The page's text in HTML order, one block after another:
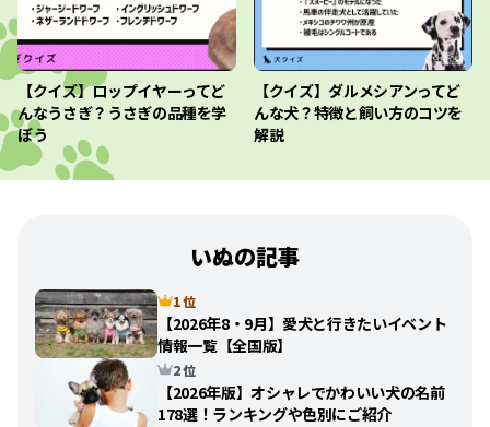
【クイズ】ロップイヤーってど
んなうさぎ？うさぎの品種を学
ぼう
【クイズ】ダルメシアンってど
んな犬？特徴と飼い方のコツを
解説
いぬの記事
1 位
【2026年8・9月】愛犬と行きたいイベント
情報一覧【全国版】
2 位
【2026年版】オシャレでかわいい犬の名前
178選！ランキングや色別にご紹介